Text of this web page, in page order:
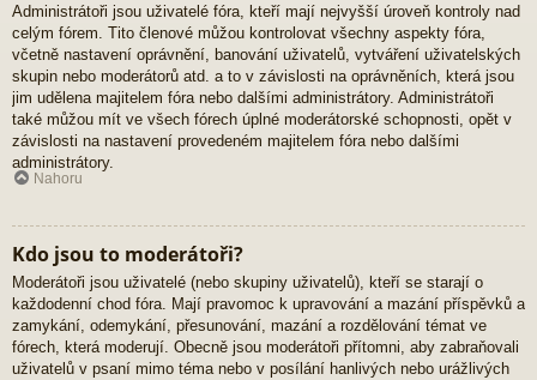
Administrátoři jsou uživatelé fóra, kteří mají nejvyšší úroveň kontroly nad
celým fórem. Tito členové můžou kontrolovat všechny aspekty fóra,
včetně nastavení oprávnění, banování uživatelů, vytváření uživatelských
skupin nebo moderátorů atd. a to v závislosti na oprávněních, která jsou
jim udělena majitelem fóra nebo dalšími administrátory. Administrátoři
také můžou mít ve všech fórech úplné moderátorské schopnosti, opět v
závislosti na nastavení provedeném majitelem fóra nebo dalšími
administrátory.
Nahoru
Kdo jsou to moderátoři?
Moderátoři jsou uživatelé (nebo skupiny uživatelů), kteří se starají o
každodenní chod fóra. Mají pravomoc k upravování a mazání příspěvků a
zamykání, odemykání, přesunování, mazání a rozdělování témat ve
fórech, která moderují. Obecně jsou moderátoři přítomni, aby zabraňovali
uživatelů v psaní mimo téma nebo v posílání hanlivých nebo urážlivých